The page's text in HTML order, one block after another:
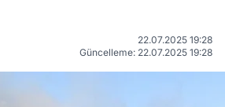
22.07.2025 19:28
Güncelleme: 22.07.2025 19:28